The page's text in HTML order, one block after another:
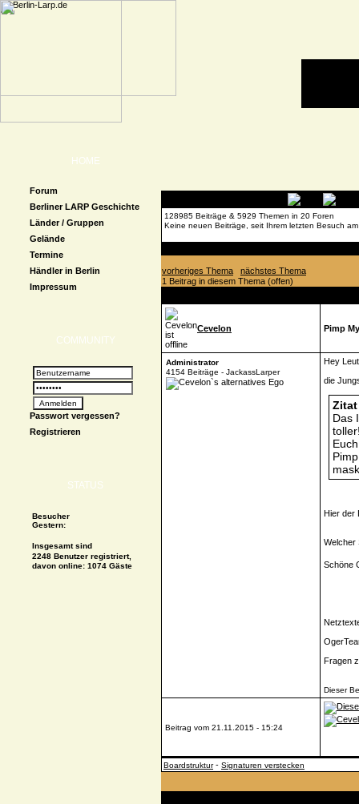
HOME
Forum
Berliner LARP Geschichte
Länder / Gruppen
Gelände
Termine
Händler in Berlin
Impressum
COMMUNITY
Passwort vergessen?
Registrieren
STATUS
Besucher
Gestern:
Insgesamt sind
2248 Benutzer registriert,
davon online: 1074 Gäste
128985 Beiträge & 5929 Themen in 20 Foren
Keine neuen Beiträge, seit Ihrem letzten Besuch
vorheriges Thema
nächstes Thema
1 Beitrag in diesem Thema (offen)
Cevelon Pimp
Administrator
4154 Beiträge - JackassLarper
Hey
die
Zitat
Das
Hier der
Welcher
Schöne
Fragen
Dieser
Beitrag vom 21.11.2015 - 15:24
Boardstruktur- Signaturen verstecken